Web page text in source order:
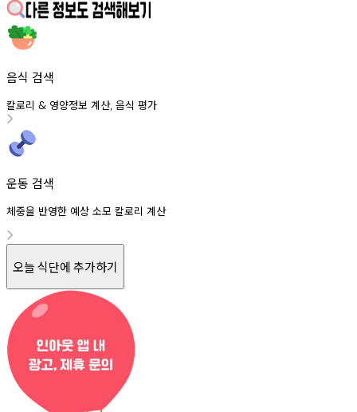
음식 검색
칼로리 & 영양정보 계산, 음식 평가
운동 검색
체중을 반영한 예상 소모 칼로리 계산
오늘 식단에 추가하기